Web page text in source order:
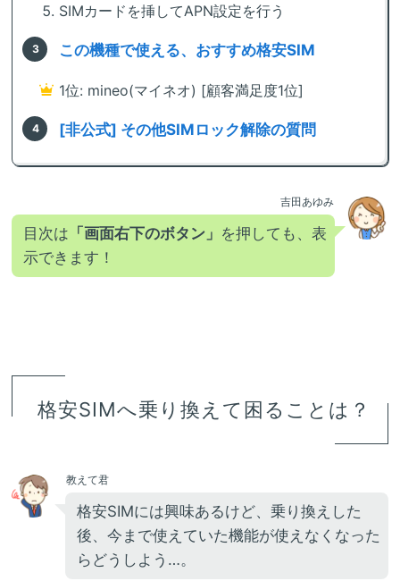
SIMカードを挿してAPN設定を行う
この機種で使える、おすすめ格安SIM
1位: mineo(マイネオ) [顧客満足度1位]
[非公式] その他SIMロック解除の質問
吉田あゆみ
目次は 「画面右下のボタン」 を押しても、表
示できます！
格安SIMへ乗り換えて困ることは？
教えて君
格安SIMには興味あるけど、乗り換えした
後、今まで使えていた機能が使えなくなった
らどうしよう…。